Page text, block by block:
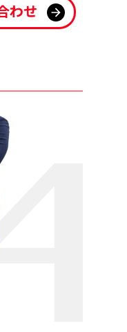
わせ